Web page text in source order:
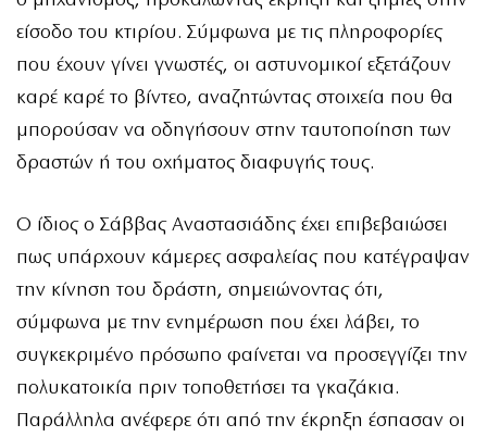
είσοδο του κτιρίου. Σύμφωνα με τις πληροφορίες
που έχουν γίνει γνωστές, οι αστυνομικοί εξετάζουν
καρέ καρέ το βίντεο, αναζητώντας στοιχεία που θα
μπορούσαν να οδηγήσουν στην ταυτοποίηση των
δραστών ή του οχήματος διαφυγής τους.
Ο ίδιος ο Σάββας Αναστασιάδης έχει επιβεβαιώσει
πως υπάρχουν κάμερες ασφαλείας που κατέγραψαν
την κίνηση του δράστη, σημειώνοντας ότι,
σύμφωνα με την ενημέρωση που έχει λάβει, το
συγκεκριμένο πρόσωπο φαίνεται να προσεγγίζει την
πολυκατοικία πριν τοποθετήσει τα γκαζάκια.
Παράλληλα ανέφερε ότι από την έκρηξη έσπασαν οι